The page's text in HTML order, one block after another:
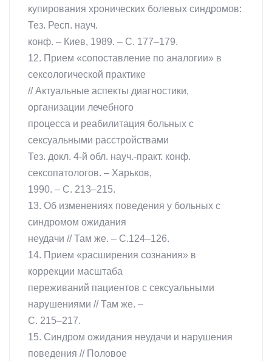
купирования хронических болевых синдромов:
Тез. Респ. науч.
конф. – Киев, 1989. – С. 177–179.
12. Прием «сопоставление по аналогии» в
сексологической практике
// Актуальные аспекты диагностики,
организации лечебного
процесса и реабилитация больных с
сексуальными расстройствами
Тез. докл. 4-й обл. науч.-практ. конф.
сексопатологов. – Харьков,
1990. – С. 213–215.
13. Об изменениях поведения у больных с
синдромом ожидания
неудачи // Там же. – С.124–126.
14. Прием «расширения сознания» в
коррекции масштаба
переживаний пациентов с сексуальными
нарушениями // Там же. –
С. 215–217.
15. Синдром ожидания неудачи и нарушения
поведения // Половое